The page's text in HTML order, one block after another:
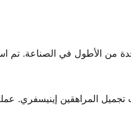
عشر سنوات، واحدة من الأطول في الصناعة.
المراهقين إينيسفري.